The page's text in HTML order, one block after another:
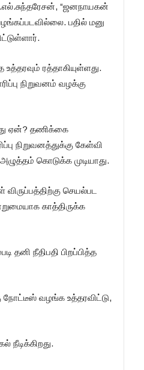
“ஜனநாயகன்
பதில் மனு
ரத்தாகியுள்ளது.
நிறுவனம் வழக்கு
ஏன்? தணிக்கை
நிறுவனத்துக்கு கேள்வி
அழுத்தம் கொடுக்க முடியாது.
செயல்பட
காத்திருக்க
நீதிபதி பிறப்பித்த
நோட்டீஸ் வழங்க உத்தரவிட்டு,